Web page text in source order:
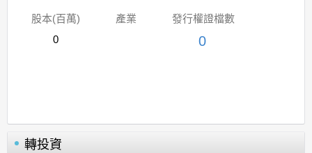
股本(百萬)
0
產業 發行權證檔數
0
轉投資